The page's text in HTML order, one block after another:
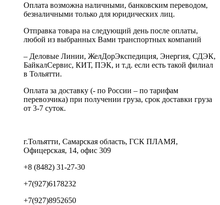
Оплата возможна наличными, банковским переводом,
безналичными только для юридических лиц.
Отправка товара на следующий день после оплаты,
любой из выбранных Вами транспортных компаний
– Деловые Линии, ЖелДорЭкспедиция, Энергия, СДЭК,
БайкалСервис, КИТ, ПЭК, и т.д. если есть такой филиал
в Тольятти.
Оплата за доставку (- по России – по тарифам
перевозчика) при получении груза, срок доставки груза
от 3-7 суток.
г.Тольятти, Самарская область, ГСК ПЛАМЯ,
Офицерская, 14, офис 309
+8 (8482) 31-27-30
+7(927)6178232
+7(927)8952650